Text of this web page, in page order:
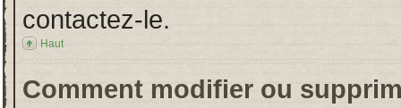
contactez-le.
Haut
Comment modifier ou